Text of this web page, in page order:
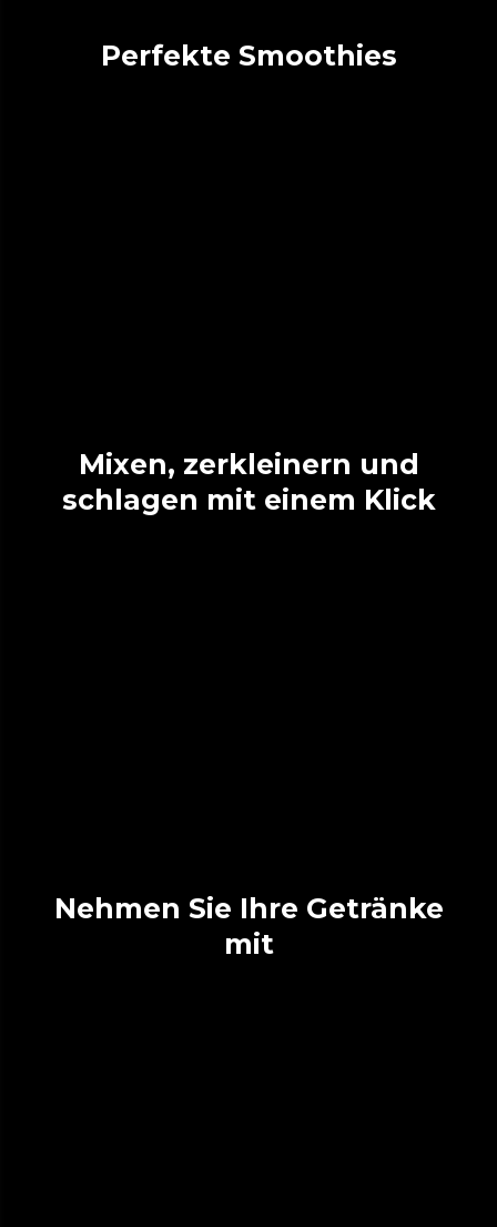
Perfekte Smoothies
Mixen, zerkleinern und
schlagen mit einem Klick
Nehmen Sie Ihre Getränke
mit